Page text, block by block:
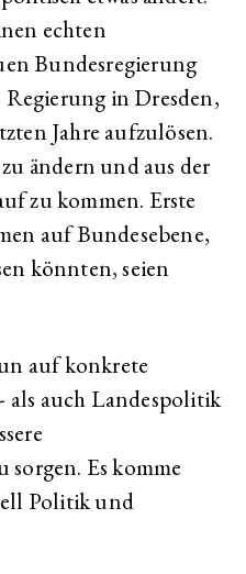
echten
Bundesregierung
in Dresden,
Jahre aufzulösen.
ändern und aus der
zu kommen. Erste
auf Bundesebene,
könnten, seien
auf konkrete
als auch Landespolitik
Es komme
Politik und